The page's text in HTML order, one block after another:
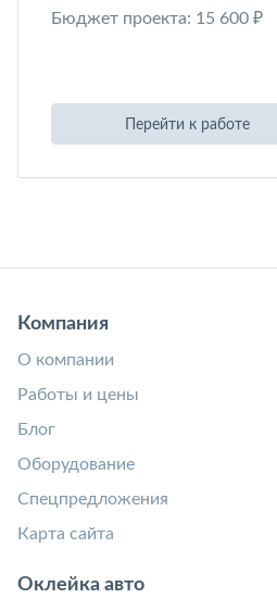
Бюджет проекта: 15 600 ₽
Перейти к работе
Компания
О компании
Работы и цены
Блог
Оборудование
Спецпредложения
Карта сайта
Оклейка авто